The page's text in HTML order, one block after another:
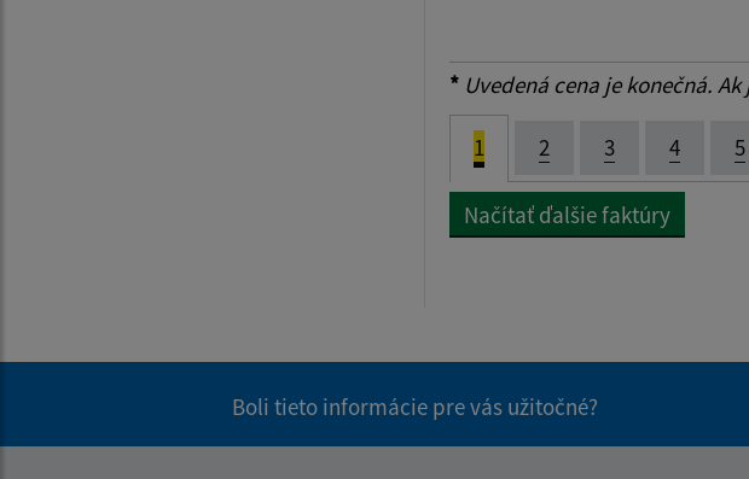
* Uvedená cena je konečná.
1 2 3 4 5
Načítať ďalšie faktúry
Boli tieto informácie pre vás užitočné?